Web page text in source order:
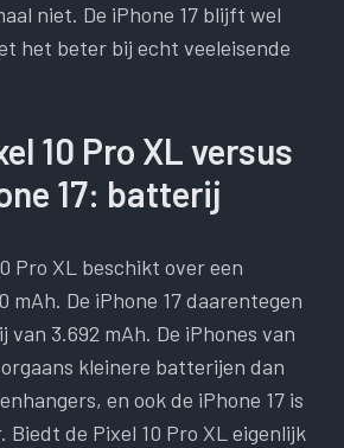
niet. De iPhone 17 blijft wel
het beter bij echt veeleisende
10 Pro XL versus
17: batterij
Pro XL beschikt over een
mAh. De iPhone 17 daarentegen
3.692 mAh. De iPhones van
kleinere batterijen dan
en ook de iPhone 17 is
Biedt de Pixel 10 Pro XL eigenlijk